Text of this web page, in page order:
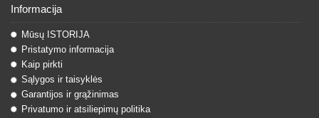
Informacija
Mūsų ISTORIJA
Pristatymo informacija
Kaip pirkti
Sąlygos ir taisyklės
Garantijos ir grąžinimas
Privatumo ir atsiliepimų politika